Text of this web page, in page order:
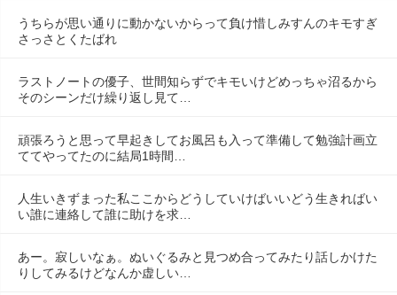
うちらが思い通りに動かないからって負け惜しみすんのキモすぎ
さっさとくたばれ
ラストノートの優子、世間知らずでキモいけどめっちゃ沼るから
そのシーンだけ繰り返し見て…
頑張ろうと思って早起きしてお風呂も入って準備して勉強計画立
ててやってたのに結局1時間…
人生いきずまった私ここからどうしていけばいいどう生きればい
い誰に連絡して誰に助けを求…
あー。寂しいなぁ。ぬいぐるみと見つめ合ってみたり話しかけた
りしてみるけどなんか虚しい…